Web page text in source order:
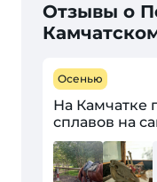
Отзывы о
Осенью
На Камчатке
сплавов на
и посещений
интересный